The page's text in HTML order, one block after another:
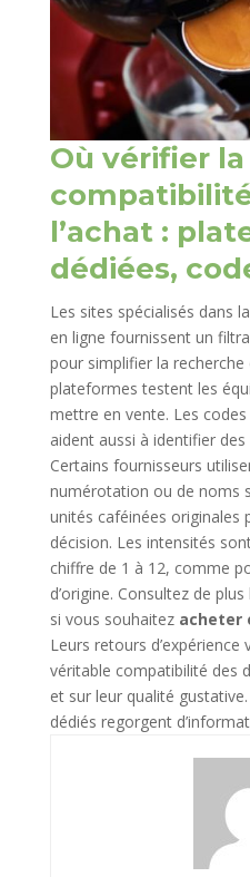
Où vérifier la
l’achat :
dédiées,
Les sites spécialisés dans
en ligne fournissent un
pour simplifier la
plateformes testent les
mettre en vente. Les
aident aussi à identifier
Certains fournisseurs
numérotation ou de noms
unités caféinées originales
décision. Les intensités
chiffre de 1 à 12, comme
d’origine. Consultez de
si vous souhaitez acheter
Leurs retours d’expérience
véritable compatibilité des
et sur leur qualité
dédiés regorgent